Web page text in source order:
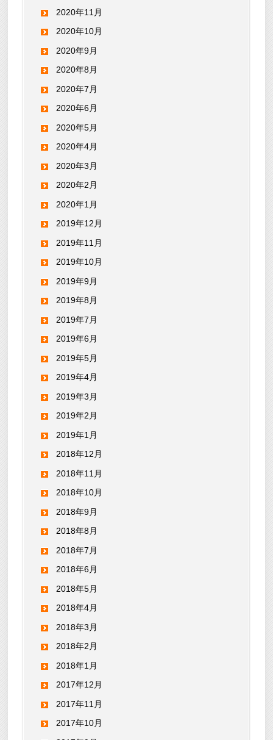
2020年11月
2020年10月
2020年9月
2020年8月
2020年7月
2020年6月
2020年5月
2020年4月
2020年3月
2020年2月
2020年1月
2019年12月
2019年11月
2019年10月
2019年9月
2019年8月
2019年7月
2019年6月
2019年5月
2019年4月
2019年3月
2019年2月
2019年1月
2018年12月
2018年11月
2018年10月
2018年9月
2018年8月
2018年7月
2018年6月
2018年5月
2018年4月
2018年3月
2018年2月
2018年1月
2017年12月
2017年11月
2017年10月